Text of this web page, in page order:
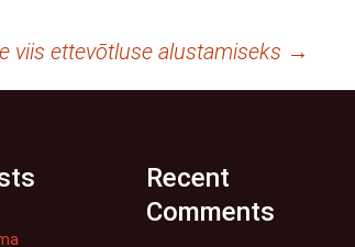
viis ettevõtluse alustamiseks →
Recent
Comments